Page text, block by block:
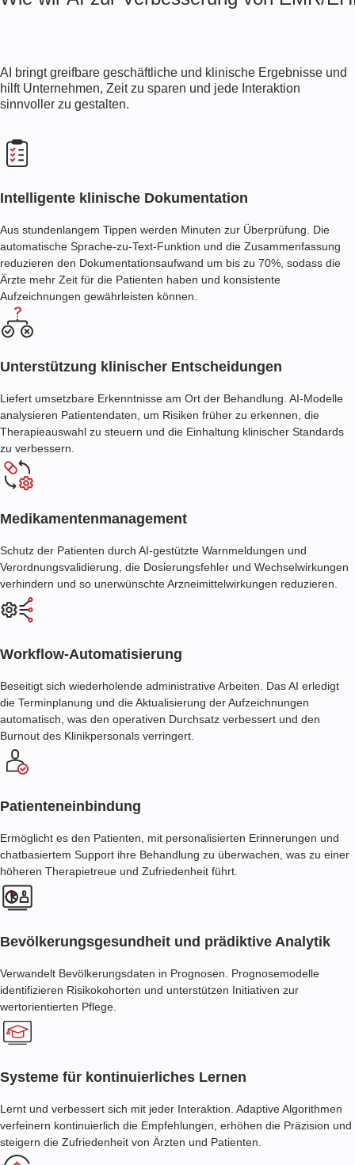
AI bringt greifbare geschäftliche und klinische Ergebnisse und
hilft Unternehmen, Zeit zu sparen und jede Interaktion
sinnvoller zu gestalten.
Intelligente klinische Dokumentation
Aus stundenlangem Tippen werden Minuten zur Überprüfung. Die
automatische Sprache-zu-Text-Funktion und die Zusammenfassung
reduzieren den Dokumentationsaufwand um bis zu 70%, sodass die
Ärzte mehr Zeit für die Patienten haben und konsistente
Aufzeichnungen gewährleisten können.
Unterstützung klinischer Entscheidungen
Liefert umsetzbare Erkenntnisse am Ort der Behandlung. AI-Modelle
analysieren Patientendaten, um Risiken früher zu erkennen, die
Therapieauswahl zu steuern und die Einhaltung klinischer Standards
zu verbessern.
Medikamentenmanagement
Schutz der Patienten durch AI-gestützte Warnmeldungen und
Verordnungsvalidierung, die Dosierungsfehler und Wechselwirkungen
verhindern und so unerwünschte Arzneimittelwirkungen reduzieren.
Workflow-Automatisierung
Beseitigt sich wiederholende administrative Arbeiten. Das AI erledigt
die Terminplanung und die Aktualisierung der Aufzeichnungen
automatisch, was den operativen Durchsatz verbessert und den
Burnout des Klinikpersonals verringert.
Patienteneinbindung
Ermöglicht es den Patienten, mit personalisierten Erinnerungen und
chatbasiertem Support ihre Behandlung zu überwachen, was zu einer
höheren Therapietreue und Zufriedenheit führt.
Bevölkerungsgesundheit und prädiktive Analytik
Verwandelt Bevölkerungsdaten in Prognosen. Prognosemodelle
identifizieren Risikokohorten und unterstützen Initiativen zur
wertorientierten Pflege.
Systeme für kontinuierliches Lernen
Lernt und verbessert sich mit jeder Interaktion. Adaptive Algorithmen
verfeinern kontinuierlich die Empfehlungen, erhöhen die Präzision und
steigern die Zufriedenheit von Ärzten und Patienten.